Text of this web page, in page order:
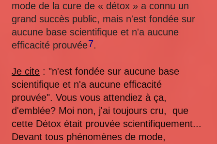
mode de la cure de « détox » a connu un
grand succès public, mais n'est fondée sur
aucune base scientifique et n'a aucune
efficacité prouvée7.
Je cite : "n'est fondée sur aucune base
scientifique et n'a aucune efficacité
prouvée". Vous vous attendiez à ça,
d'emblée? Moi non, j'ai toujours cru, que
cette Détox était prouvée scientifiquement...
Devant tous phénomènes de mode,